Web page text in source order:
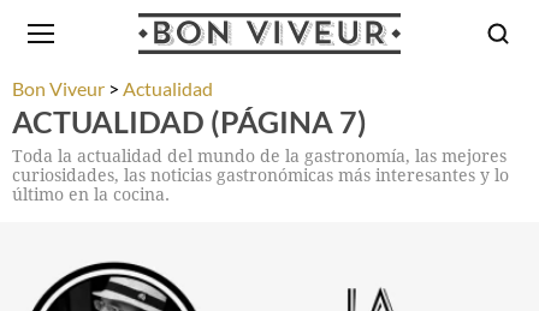
Bon Viveur Actualidad
ACTUALIDAD (PÁGINA 7)
Toda la actualidad del mundo de la gastronomía, las mejores
curiosidades, las noticias gastronómicas más interesantes y lo
último en la cocina.